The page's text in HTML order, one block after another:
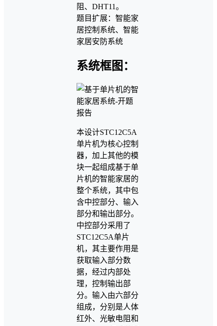
阻、DHT11。
题目扩展：智能家
居控制系统、智能
家居安防系统
系统框图：
本设计STC12C5A
单片机为核心控制
器，加上其他的模
块一起组成基于单
片机的智能家居的
整个系统，其中包
含中控部分、输入
部分和输出部分。
中控部分采用了
STC12C5A单片
机，其主要作用是
获取输入部分数
据，经过内部处
理，控制输出部
分。输入由六部分
组成，分别是人体
红外、光敏电阻和